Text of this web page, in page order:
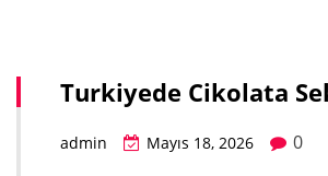
Turkiyede Cikolata
admin Mayıs 18, 2026
0